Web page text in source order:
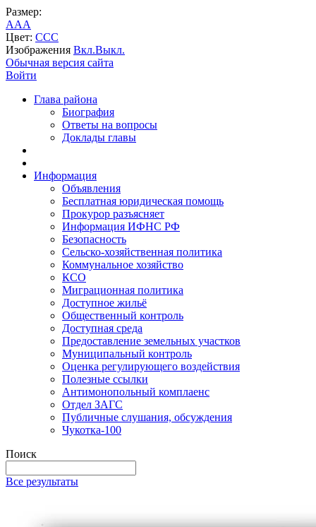
Размер:
AAA
Цвет: CCC
Изображения Вкл.Выкл.
Обычная версия сайта
Войти
Глава района
Биография
Ответы на вопросы
Доклады главы
Информация
Объявления
Бесплатная юридическая помощь
Прокурор разъясняет
Информация ИФНС РФ
Безопасность
Сельско-хозяйственная политика
Коммунальное хозяйство
КСО
Миграционная политика
Доступное жильё
Общественный контроль
Доступная среда
Предоставление земельных участков
Муниципальный контроль
Оценка регулирующего воздействия
Полезные ссылки
Антимонопольный комплаенс
Отдел ЗАГС
Публичные слушания, обсуждения
Чукотка-100
Поиск
Все результаты